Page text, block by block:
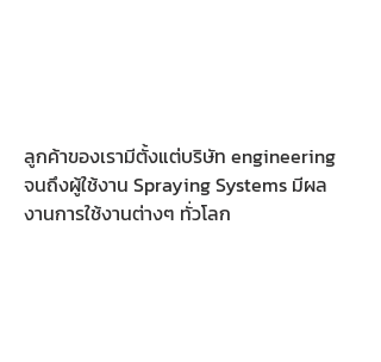
ลูกค้าของเรามีตั้งแต่บริษัท engineering
จนถึงผู้ใช้งาน Spraying Systems มีผล
งานการใช้งานต่างๆ ทั่วโลก